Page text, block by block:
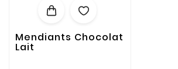
Mendiants Chocolat
Lait